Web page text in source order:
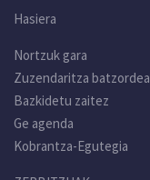
Hasiera
Nortzuk gara
Zuzendaritza batzordea
Bazkidetu zaitez
Ge agenda
Kobrantza-Egutegia